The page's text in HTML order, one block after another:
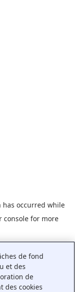
has occurred while
console for more
de fond
et des
de
des cookies